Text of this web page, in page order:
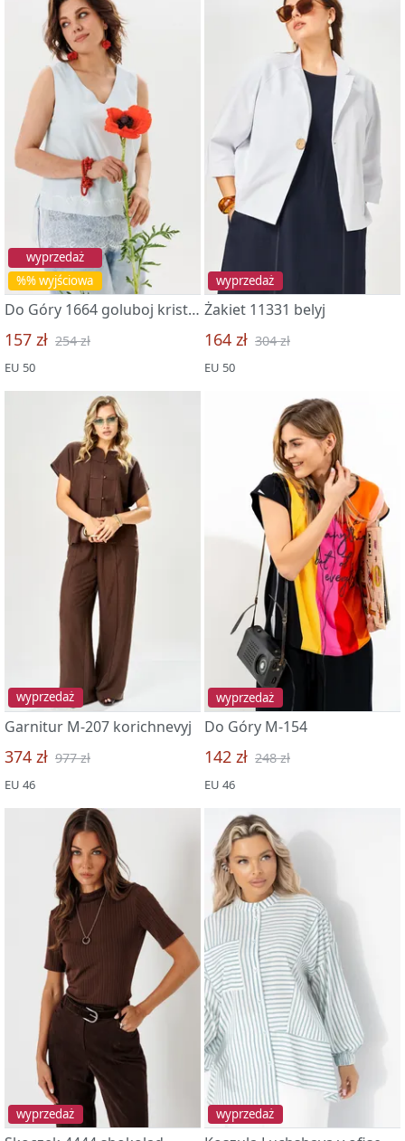
%% wyjściowa
wyprzedaż
Do Góry 1664 goluboj kristall
157 zł 254 zł
EU 50
wyprzedaż
Żakiet 11331 belyj
164 zł 304 zł
EU 50
wyprzedaż
Garnitur M-207 korichnevyj
374 zł 977 zł
EU 46
wyprzedaż
Do Góry M-154
142 zł 248 zł
EU 46
wyprzedaż wyprzedaż